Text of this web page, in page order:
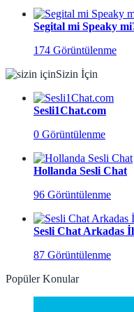
Segital mi Speaky
174 Görüntülenme
Sizin İçin
Sesli1Chat.com
0 Görüntülenme
Hollanda Sesli Chat
96 Görüntülenme
Sesli Chat Arkadas
87 Görüntülenme
Popüler Konular